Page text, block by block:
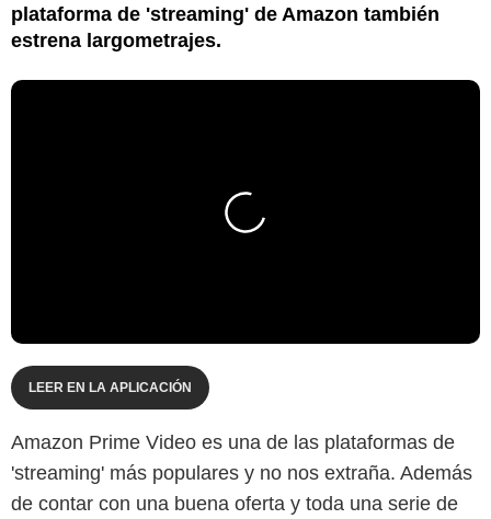
plataforma de 'streaming' de Amazon también
estrena largometrajes.
LEER EN LA APLICACIÓN
Amazon Prime Video es una de las plataformas de
'streaming' más populares y no nos extraña. Además
de contar con una buena oferta y toda una serie de